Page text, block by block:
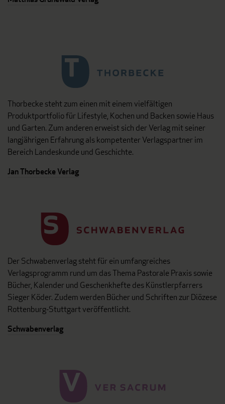
Thorbecke steht zum einen mit einem vielfältigen
Produktportfolio für Lifestyle, Kochen und Backen sowie Haus
und Garten. Zum anderen erweist sich der Verlag mit seiner
langjährigen Erfahrung als kompetenter Verlagspartner im
Bereich Landeskunde und Geschichte.
Jan Thorbecke Verlag
Der Schwabenverlag steht für ein umfangreiches
Verlagsprogramm rund um das Thema Pastorale Praxis sowie
Bücher, Kalender und Geschenkhefte des Künstlerpfarrers
Sieger Köder. Zudem werden Bücher und Schriften zur Diözese
Rottenburg-Stuttgart veröffentlicht.
Schwabenverlag